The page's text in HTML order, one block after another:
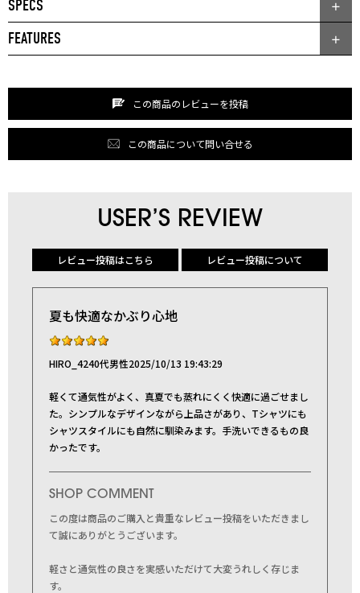
SPECS
FEATURES
この商品のレビューを投稿
この商品について問い合せる
USER’S REVIEW
レビュー投稿はこちら レビュー投稿について
夏も快適なかぶり心地
HIRO_4240代男性2025/10/13 19:43:29
軽くて通気性がよく、真夏でも蒸れにくく快適に過ごせまし
た。シンプルなデザインながら上品さがあり、Tシャツにも
シャツスタイルにも自然に馴染みます。手洗いできるもの良
かったです。
SHOP COMMENT
この度は商品のご購入と貴重なレビュー投稿をいただきまし
て誠にありがとうございます。
軽さと通気性の良さを実感いただけて大変うれしく存じま
す。